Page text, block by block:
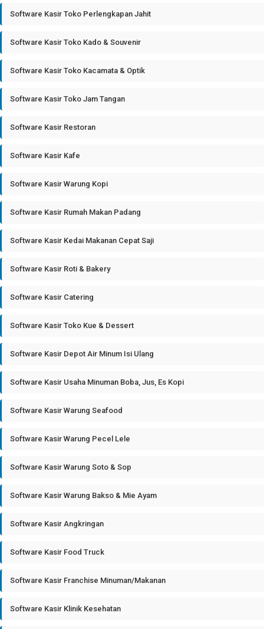
Software Kasir Toko Perlengkapan Jahit
Software Kasir Toko Kado & Souvenir
Software Kasir Toko Kacamata & Optik
Software Kasir Toko Jam Tangan
Software Kasir Restoran
Software Kasir Kafe
Software Kasir Warung Kopi
Software Kasir Rumah Makan Padang
Software Kasir Kedai Makanan Cepat Saji
Software Kasir Roti & Bakery
Software Kasir Catering
Software Kasir Toko Kue & Dessert
Software Kasir Depot Air Minum Isi Ulang
Software Kasir Usaha Minuman Boba, Jus, Es Kopi
Software Kasir Warung Seafood
Software Kasir Warung Pecel Lele
Software Kasir Warung Soto & Sop
Software Kasir Warung Bakso & Mie Ayam
Software Kasir Angkringan
Software Kasir Food Truck
Software Kasir Franchise Minuman/Makanan
Software Kasir Klinik Kesehatan